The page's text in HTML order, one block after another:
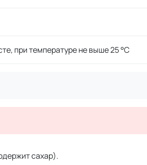
при температуре не выше 25 °C
сахар).